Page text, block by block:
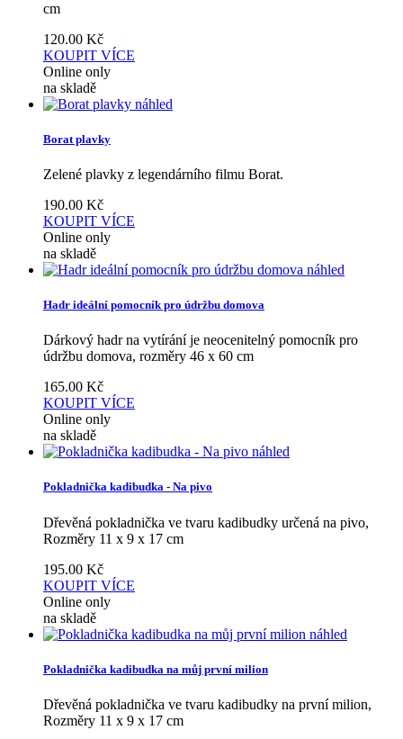
cm
120.00 Kč
KOUPIT VÍCE
Online only
na skladě
náhled
Borat plavky
Zelené plavky z legendárního filmu Borat.
190.00 Kč
KOUPIT VÍCE
Online only
na skladě
náhled
Hadr ideální pomocník pro údržbu domova
Dárkový hadr na vytírání je neocenitelný pomocník pro
údržbu domova, rozměry 46 x 60 cm
165.00 Kč
KOUPIT VÍCE
Online only
na skladě
náhled
Pokladnička kadibudka - Na pivo
Dřevěná pokladnička ve tvaru kadibudky určená na pivo,
Rozměry 11 x 9 x 17 cm
195.00 Kč
KOUPIT VÍCE
Online only
na skladě
náhled
Pokladnička kadibudka na můj první milion
Dřevěná pokladnička ve tvaru kadibudky na první milion,
Rozměry 11 x 9 x 17 cm